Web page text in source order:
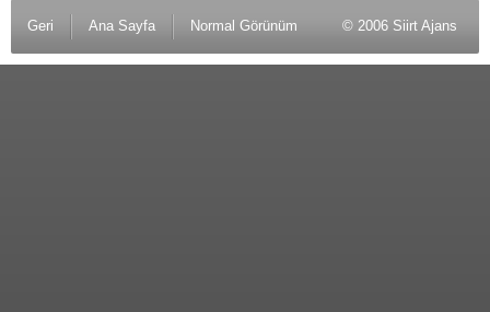
Geri Ana Sayfa Normal Görünüm © 2006 Siirt Ajans